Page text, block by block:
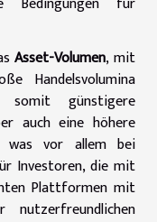
Asset-Volumen, mit
Handelsvolumina
somit günstigere
auch eine höhere
was vor allem bei
Investoren, die mit
Plattformen mit